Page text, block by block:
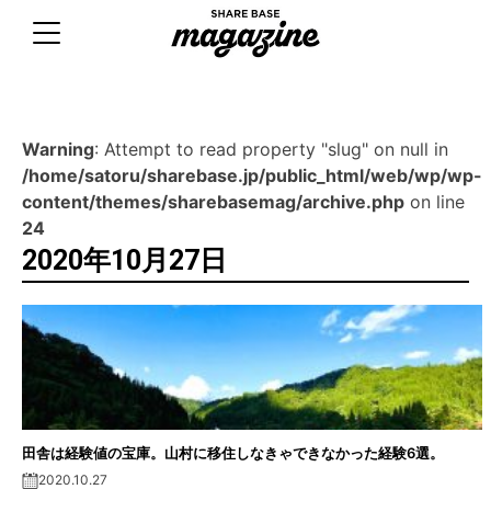
Warning: Attempt to read property "slug" on null in
/home/satoru/sharebase.jp/public_html/web/wp/wp-
content/themes/sharebasemag/archive.php on line
24
2020年10月27日
田舎は経験値の宝庫。山村に移住しなきゃできなかった経験6選。
2020.10.27